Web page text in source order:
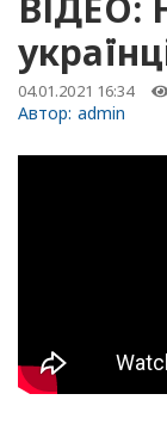
04.01.2021 16:34
Автор: admin